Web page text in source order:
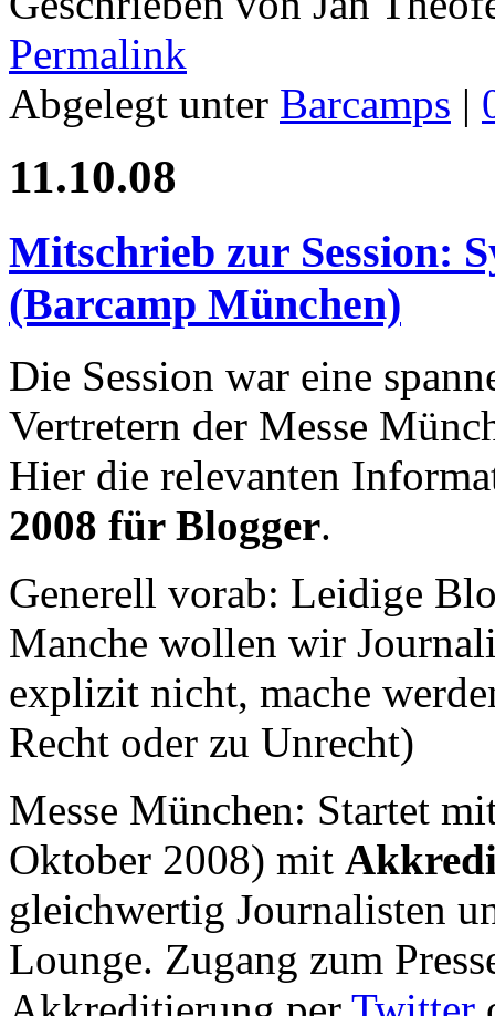
Permalink
Abgelegt unter Barcamps |
11.10.08
Mitschrieb zur Session:
(Barcamp München)
Die Session war eine
Vertretern der Messe
Hier die relevanten
2008 für Blogger.
Generell vorab: Leidige
Manche wollen wir
explizit nicht, mache
Recht oder zu Unrecht)
Messe München: Startet
Oktober 2008) mit
gleichwertig Journalisten
Lounge. Zugang zum